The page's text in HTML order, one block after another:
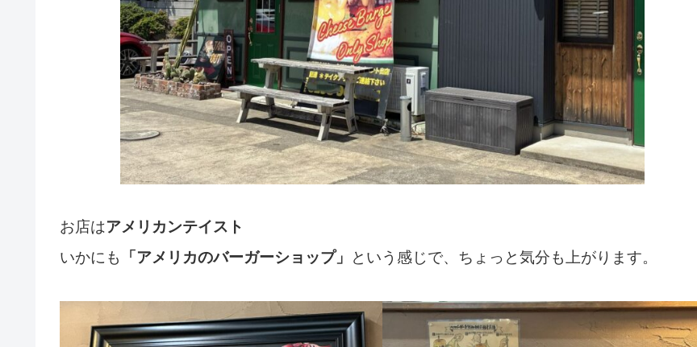
お店はアメリカンテイスト
いかにも
「アメリカのバーガーショップ」 という感じで、ちょっと気分も上がります。